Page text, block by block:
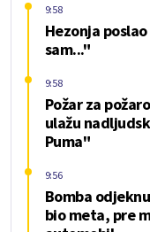
Hezonja
sam..."
9:58
Požar za
ulažu
Puma"
9:58
Bomba
bio meta, pre
9:56